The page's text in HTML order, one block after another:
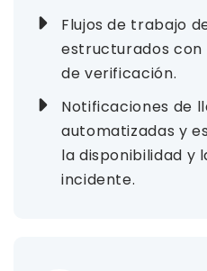
Flujos de trabajo
estructurados con
de verificación.
Notificaciones de
automatizadas y
la disponibilidad y
incidente.